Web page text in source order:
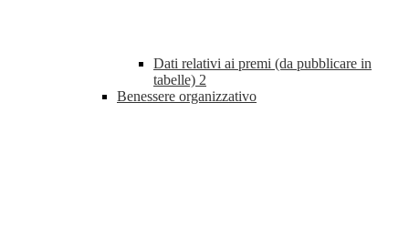
Dati relativi ai premi (da pubblicare in
tabelle) 2
Benessere organizzativo